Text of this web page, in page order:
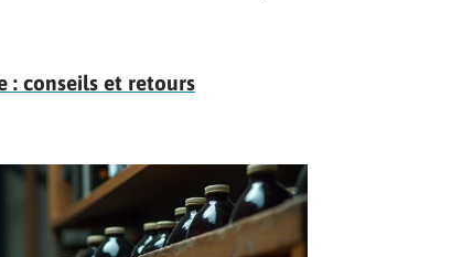
: conseils et retours